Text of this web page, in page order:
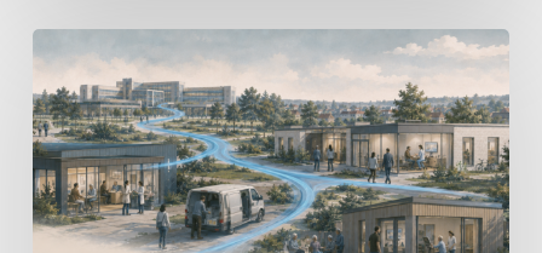
skal
levere
det
nære
sundhedsvæsen?